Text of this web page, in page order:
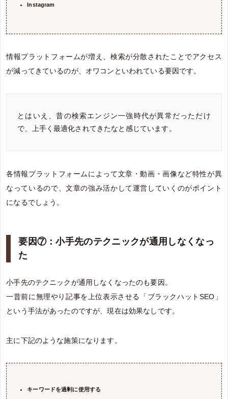
Instagram
情報プラットフォームが増え、検索が分散されたことでアクセス
が減ってきているのが、オワコンといわれている要因です。
とはいえ、昔の検索エンジン一強時代が異常だっただけ
で、上手く最適化されてきたなと感じています。
各情報プラットフォームによって文章・動画・画像など特性が異
なっているので、文章の強み活かして運営していくのがポイント
になるでしょう。
要因⑦：小手先のテクニックが通用しなくなっ
た
小手先のテクニックが通用しなくなったのも要因。
一昔前に無理やり記事を上位表示させる「ブラックハットSEO」
という手法があったのですが、現在は効果なしです。
主に下記のような施策になります。
キーワードを過剰に使用する